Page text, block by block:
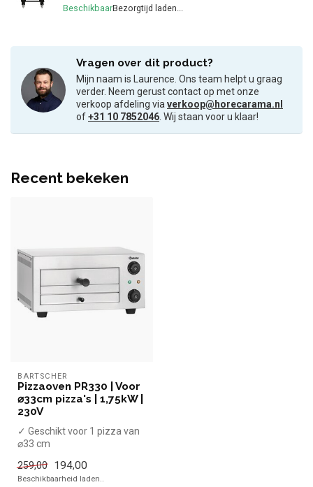
Beschikbaar
Vragen over dit product?
Mijn naam is Laurence. Ons team helpt u graag
verder. Neem gerust contact op met onze
verkoop afdeling viaverkoop@horecarama.nl
of+31 10 7852046. Wij staan voor u klaar!
Recent bekeken
BARTSCHER
Pizzaoven PR330 | Voor
⌀33cm pizza's | 1,75kW |
230V
✓ Geschikt voor 1 pizza van
⌀33 cm
✓ 230 Volt
259,00 194,00
Beschikbaarheid laden..